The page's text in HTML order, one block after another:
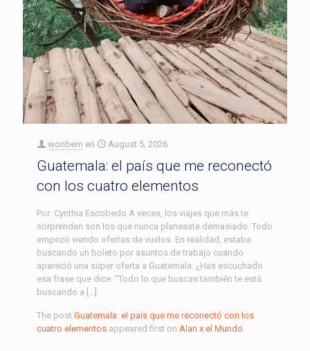
wonbern en August 5, 2026
Guatemala: el país que me reconectó
con los cuatro elementos
Por: Cynthia Escobedo A veces, los viajes que más te
sorprenden son los que nunca planeaste demasiado. Todo
empezó viendo ofertas de vuelos. En realidad, estaba
buscando un boleto por asuntos de trabajo cuando
apareció una súper oferta a Guatemala. ¿Has escuchado
esa frase que dice: “Todo lo que buscas también te está
buscando a […]
The post Guatemala: el país que me reconectó con los
cuatro elementos appeared first on Alan x el Mundo.